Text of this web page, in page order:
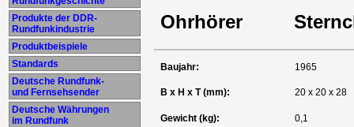
Produkte der DDR-
Rundfunkindustrie
Produktbeispiele
Standards
Deutsche Rundfunk-
und Fernsehsender
Deutsche Währungen
im Rundfunk
Ohrhörer
Baujahr: 1965
B x H x T (mm): 20 x 20 x 28
Gewicht (kg): 0,1